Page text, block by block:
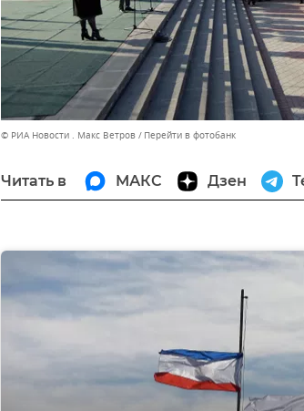
© РИА Новости . Макс Ветров Перейти в фотобанк
Читать в МАКС Дзен